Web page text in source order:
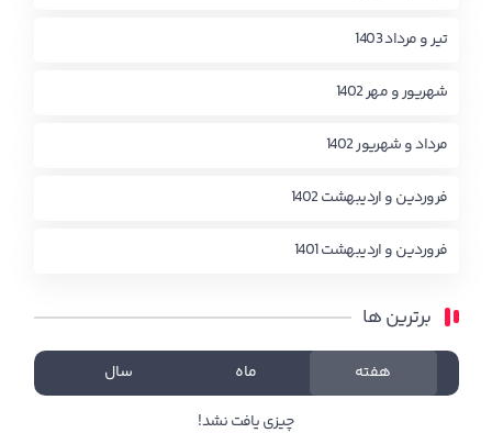
تیر و مرداد 1403
شهریور و مهر 1402
مرداد و شهریور 1402
فروردین و اردیبهشت 1402
فروردین و اردیبهشت 1401
برترین ها
هفته ماه سال
چیزی یافت نشد!